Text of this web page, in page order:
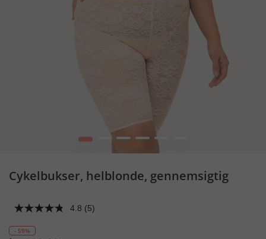
1 3 4
Cykelbukser, helblonde, gennemsigtig
4.8 (5)
- 59%